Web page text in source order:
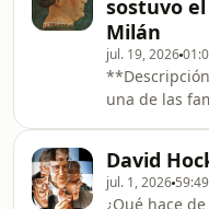
sostuvo
Milán
jul. 19, 2026
**Descripción:** Los
una de las
dinastía
transformó
David
jul. 1, 2026 59:49
¿Qué hace